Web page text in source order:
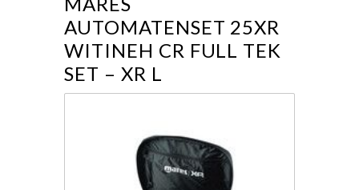
AUTOMATENSET 25XR
WITINEH CR FULL TEK
SET – XR L